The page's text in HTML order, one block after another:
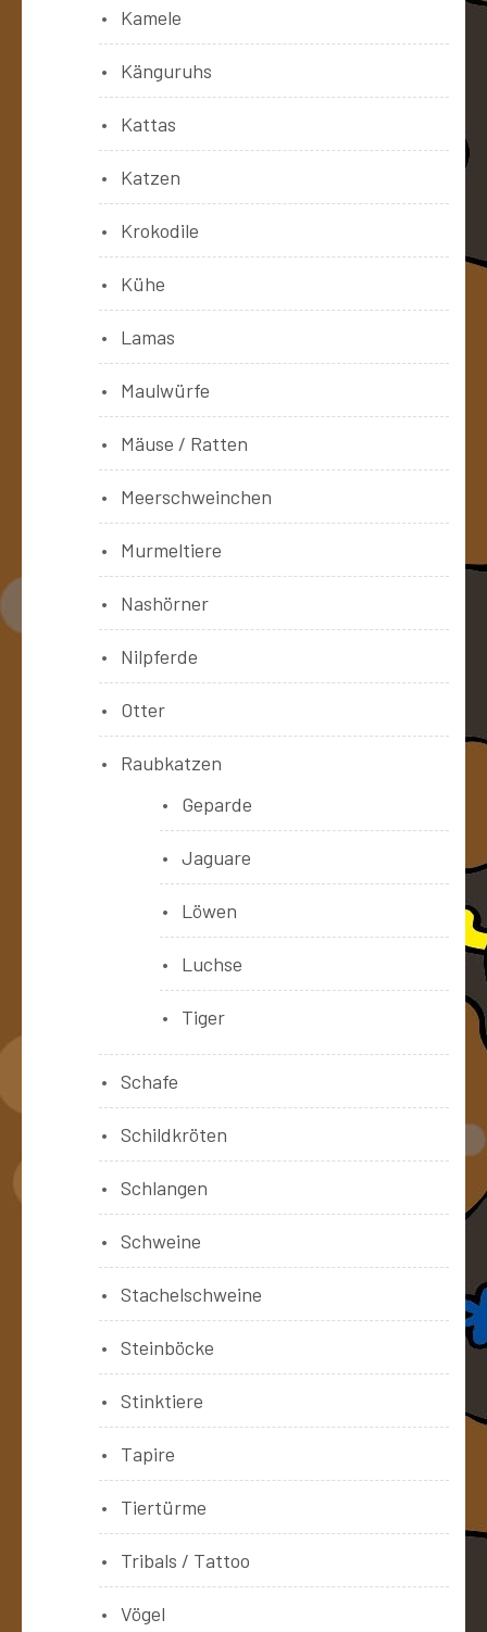
Kamele
Känguruhs
Kattas
Katzen
Krokodile
Kühe
Lamas
Maulwürfe
Mäuse / Ratten
Meerschweinchen
Murmeltiere
Nashörner
Nilpferde
Otter
Raubkatzen
Geparde
Jaguare
Löwen
Luchse
Tiger
Schafe
Schildkröten
Schlangen
Schweine
Stachelschweine
Steinböcke
Stinktiere
Tapire
Tiertürme
Tribals / Tattoo
Vögel